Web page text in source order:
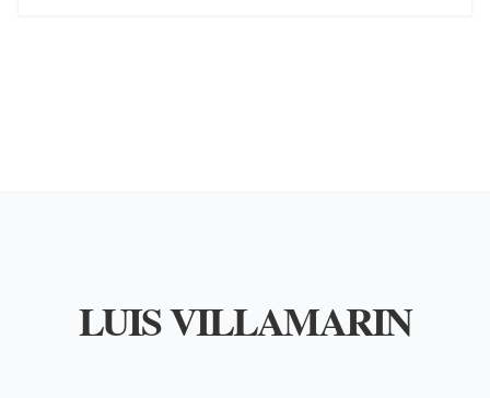
LUIS VILLAMARIN